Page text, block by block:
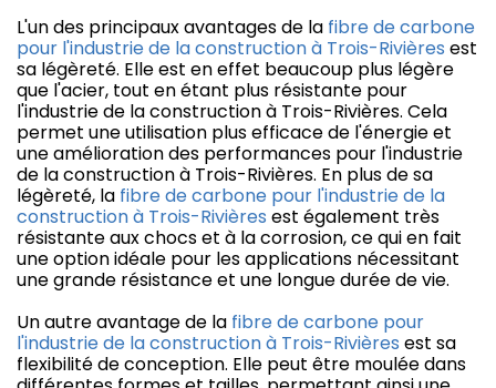
L'un des principaux avantages de la fibre de carbone
pour l'industrie de la construction à Trois-Rivières est
sa légèreté. Elle est en effet beaucoup plus légère
que l'acier, tout en étant plus résistante pour
l'industrie de la construction à Trois-Rivières. Cela
permet une utilisation plus efficace de l'énergie et
une amélioration des performances pour l'industrie
de la construction à Trois-Rivières. En plus de sa
légèreté, la fibre de carbone pour l'industrie de la
construction à Trois-Rivières est également très
résistante aux chocs et à la corrosion, ce qui en fait
une option idéale pour les applications nécessitant
une grande résistance et une longue durée de vie.
Un autre avantage de la fibre de carbone pour
l'industrie de la construction à Trois-Rivières est sa
flexibilité de conception. Elle peut être moulée dans